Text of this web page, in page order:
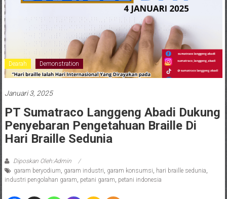
Dearah Demonstration
Januari 3, 2025
PT Sumatraco Langgeng Abadi Dukung
Penyebaran Pengetahuan Braille Di
Hari Braille Sedunia
Diposkan Oleh:Admin
garam beryodium garam industri garam konsumsi hari braille sedunia
industri pengolahan garam petani garam petani indonesia